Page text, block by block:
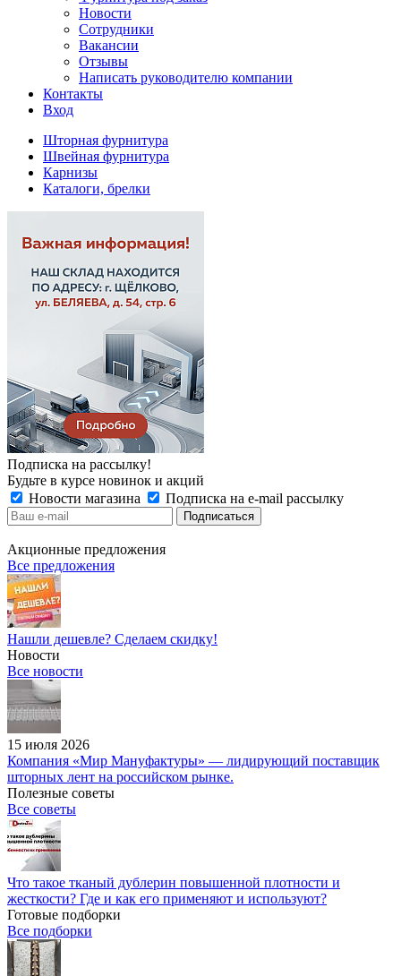
Новости
Сотрудники
Вакансии
Отзывы
Написать руководителю компании
Контакты
Вход
Шторная фурнитура
Швейная фурнитура
Карнизы
Каталоги, брелки
Подписка на рассылку!
Будьте в курсе новинок и акций
Новости магазина
Подписка на e-mail рассылку
Акционные предложения
Все предложения
Нашли дешевле? Сделаем скидку!
Новости
Все новости
15 июля 2026
Компания «Мир Мануфактуры» — лидирующий поставщик
шторных лент на российском рынке.
Полезные советы
Все советы
Что такое тканый дублерин повышенной плотности и
жесткости? Где и как его применяют и используют?
Готовые подборки
Все подборки